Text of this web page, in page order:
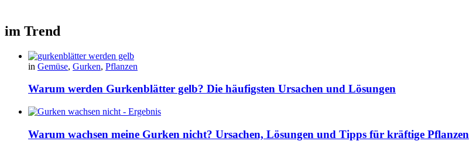
im Trend
in Gemüse, Gurken, Pflanzen
Warum werden Gurkenblätter gelb? Die häufigsten Ursachen und Lösungen
Warum wachsen meine Gurken nicht? Ursachen, Lösungen und Tipps für kräftige Pflanzen